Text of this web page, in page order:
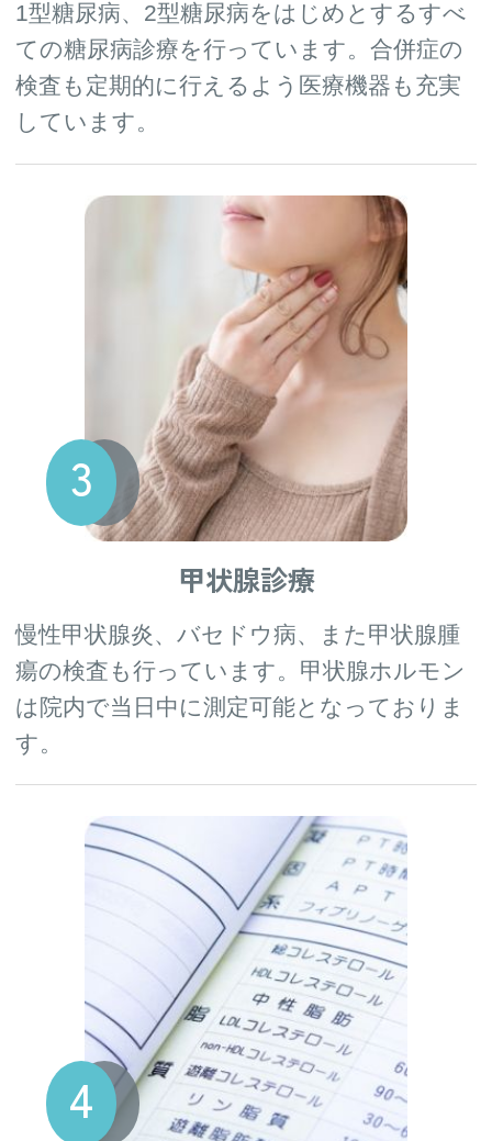
1型糖尿病、2型糖尿病をはじめとするすべ
ての糖尿病診療を行っています。合併症の
検査も定期的に行えるよう医療機器も充実
しています。
甲状腺診療
慢性甲状腺炎、バセドウ病、また甲状腺腫
瘍の検査も行っています。甲状腺ホルモン
は院内で当日中に測定可能となっておりま
す。